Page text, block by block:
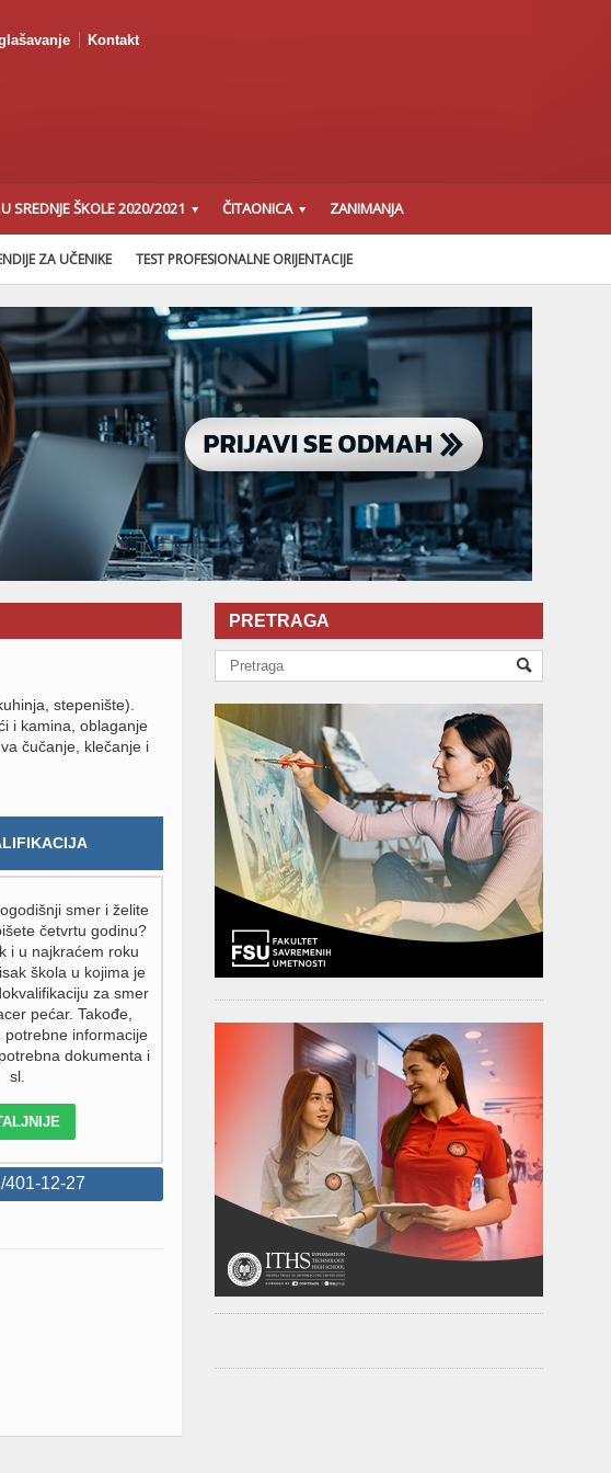
Kontakt
SREDNJE ŠKOLE 2020/2021 ČITAONICA ZANIMANJA
ZA UČENIKE TEST PROFESIONALNE ORIJENTACIJE
stepenište).
i kamina, oblaganje
čučanje, klečanje i
smer i želite
četvrtu godinu?
i u najkraćem roku
škola u kojima je
za smer
pećar. Takođe,
potrebne informacije
dokumenta i
sl.
401-12-27
PRETRAGA